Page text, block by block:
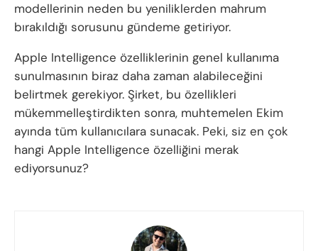
modellerinin neden bu yeniliklerden mahrum
bırakıldığı sorusunu gündeme getiriyor.
Apple Intelligence özelliklerinin genel kullanıma
sunulmasının biraz daha zaman alabileceğini
belirtmek gerekiyor. Şirket, bu özellikleri
mükemmelleştirdikten sonra, muhtemelen Ekim
ayında tüm kullanıcılara sunacak. Peki, siz en çok
hangi Apple Intelligence özelliğini merak
ediyorsunuz?